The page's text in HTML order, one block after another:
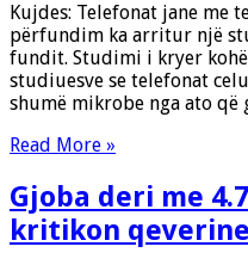
Kujdes: Telefonat jane me
përfundim ka arritur një
fundit. Studimi i kryer
studiuesve se telefonat
shumë mikrobe nga ato
Read More »
Gjoba deri me
kritikon qeverine